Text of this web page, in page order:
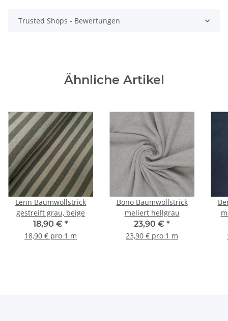
Trusted Shops - Bewertungen
Ähnliche Artikel
Lenn Baumwollstrick
gestreift grau, beige
18,90 € *
18,90 € pro 1 m
Bono Baumwollstrick
meliert hellgrau
23,90 € *
23,90 € pro 1 m